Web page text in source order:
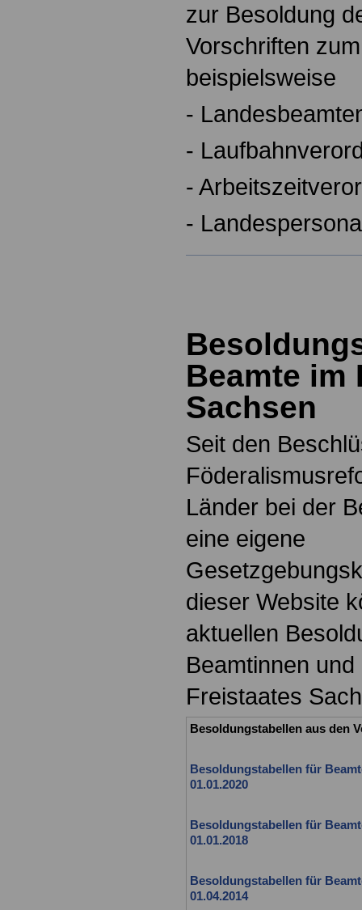
zur Besoldung
Vorschriften
beispielsweise
-
-
-
-
Beamte im
Sachsen
Seit den
Länder bei der
eine eigene
dieser Website
aktuellen
Beamtinnen
Freistaates
Besoldungstabellen aus den
Besoldungstabellen für
01.01.2020
Besoldungstabellen für
01.01.2018
Besoldungstabellen für
01.04.2014